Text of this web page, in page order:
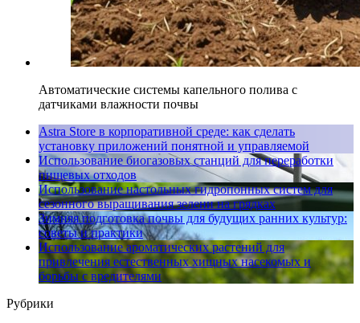
Автоматические системы капельного полива с
датчиками влажности почвы
Astra Store в корпоративной среде: как сделать
установку приложений понятной и управляемой
Использование биогазовых станций для переработки
пищевых отходов
Использование настольных гидропонных систем для
сезонного выращивания зелени на грядках
Зимняя подготовка почвы для будущих ранних культур:
советы и практики
Использование ароматических растений для
привлечения естественных хищных насекомых и
борьбы с вредителями
Рубрики